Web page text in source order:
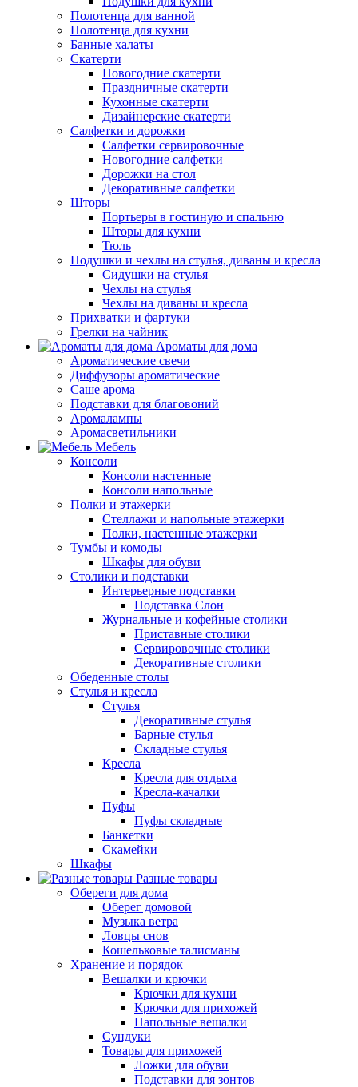
Полотенца для ванной
Полотенца для кухни
Банные халаты
Скатерти
Новогодние скатерти
Праздничные скатерти
Кухонные скатерти
Дизайнерские скатерти
Салфетки и дорожки
Салфетки сервировочные
Новогодние салфетки
Дорожки на стол
Декоративные салфетки
Шторы
Портьеры в гостиную и спальню
Шторы для кухни
Тюль
Подушки и чехлы на стулья, диваны и кресла
Сидушки на стулья
Чехлы на стулья
Чехлы на диваны и кресла
Прихватки и фартуки
Грелки на чайник
Ароматы для дома
Ароматические свечи
Диффузоры ароматические
Саше арома
Подставки для благовоний
Аромалампы
Аромасветильники
Мебель
Консоли
Консоли настенные
Консоли напольные
Полки и этажерки
Стеллажи и напольные этажерки
Полки, настенные этажерки
Тумбы и комоды
Шкафы для обуви
Столики и подставки
Интерьерные подставки
Подставка Слон
Журнальные и кофейные столики
Приставные столики
Сервировочные столики
Декоративные столики
Обеденные столы
Стулья и кресла
Стулья
Декоративные стулья
Барные стулья
Складные стулья
Кресла
Кресла для отдыха
Кресла-качалки
Пуфы
Пуфы складные
Банкетки
Скамейки
Шкафы
Разные товары
Обереги для дома
Оберег домовой
Музыка ветра
Ловцы снов
Кошельковые талисманы
Хранение и порядок
Вешалки и крючки
Крючки для кухни
Крючки для прихожей
Напольные вешалки
Сундуки
Товары для прихожей
Ложки для обуви
Подставки для зонтов